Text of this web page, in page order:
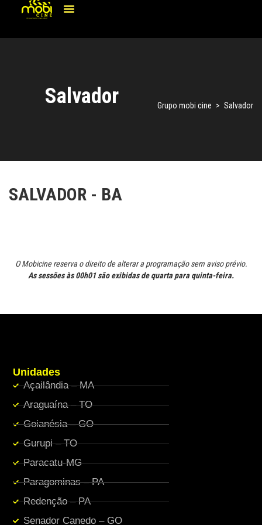
Salvador Grupo mobi cine > Salvador
SALVADOR - BA
O Mobicine reserva o direito de alterar a programação sem aviso prévio.
As sessões às 00h01 são exibidas de quarta para quinta-feira.
Unidades
Açailândia – MA
Araguaína – TO
Goianésia – GO
Gurupi – TO
Paracatu-MG
Paragominas – PA
Redenção – PA
Senador Canedo – GO